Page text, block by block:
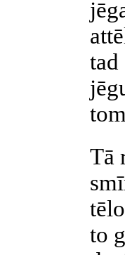
tad
Tā
to